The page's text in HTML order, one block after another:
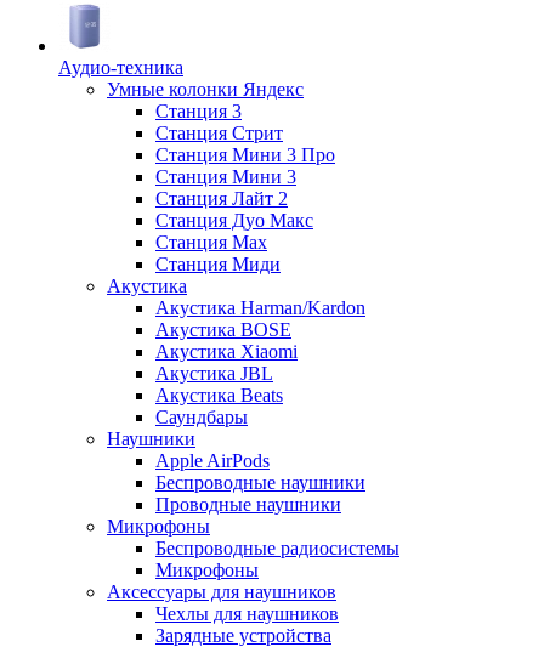
Аудио-техника
Умные колонки Яндекс
Станция 3
Станция Стрит
Станция Мини 3 Про
Станция Мини 3
Станция Лайт 2
Станция Дуо Макс
Станция Max
Станция Миди
Акустика
Акустика Harman/Kardon
Акустика BOSE
Акустика Xiaomi
Акустика JBL
Акустика Beats
Саундбары
Наушники
Apple AirPods
Беспроводные наушники
Проводные наушники
Микрофоны
Беспроводные радиосистемы
Микрофоны
Аксессуары для наушников
Чехлы для наушников
Зарядные устройства